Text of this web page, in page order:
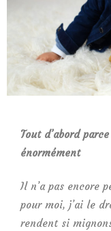
Tout d’abord
énormément
Il n’a pas encore
pour moi, j’ai le
rendent si